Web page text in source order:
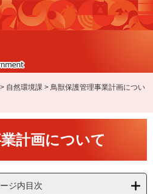
> 自然環境課 > 鳥獣保護管理事業計画につい
計画について
ジ内目次